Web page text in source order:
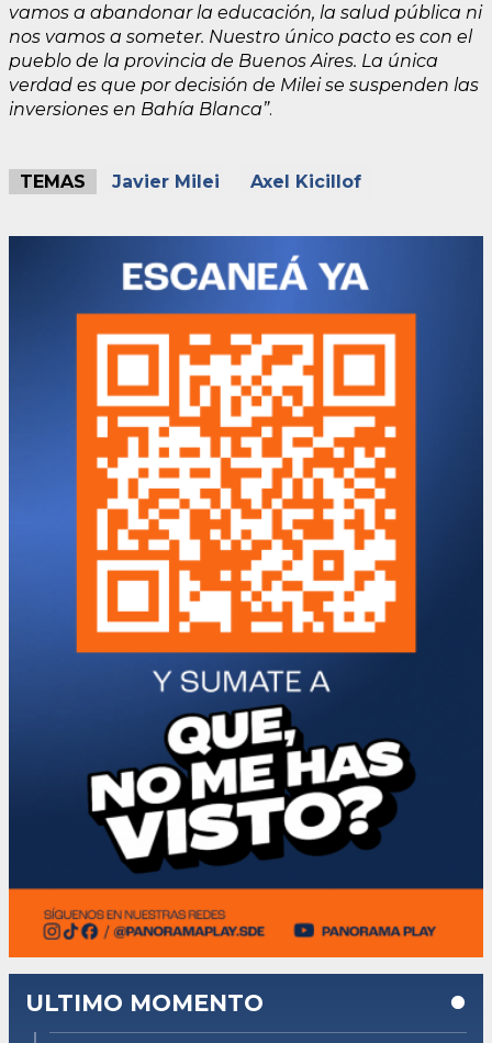
vamos a abandonar la educación, la salud pública ni
nos vamos a someter. Nuestro único pacto es con el
pueblo de la provincia de Buenos Aires. La única
verdad es que por decisión de Milei se suspenden las
inversiones en Bahía Blanca”.
TEMAS Javier Milei Axel Kicillof
ULTIMO MOMENTO